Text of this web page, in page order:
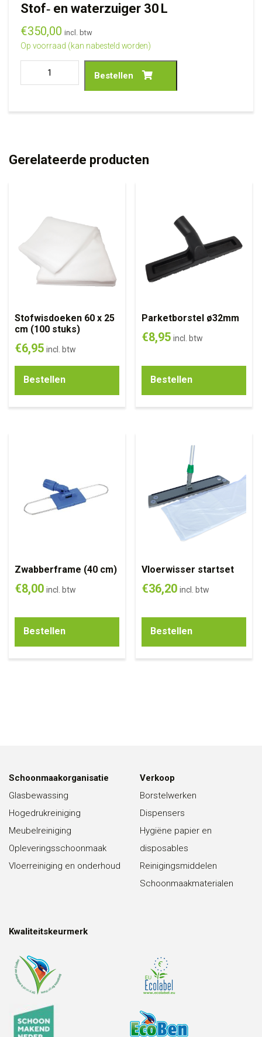
Stof‑ en waterzuiger 30 L
€350,00 incl. btw
Op voorraad (kan nabesteld worden)
Bestellen
Gerelateerde producten
Stofwisdoeken 60 x 25
cm (100 stuks)
€6,95 incl. btw
Bestellen
Parketborstel ø32mm
€8,95 incl. btw
Bestellen
Zwabberframe (40 cm)
€8,00 incl. btw
Bestellen
Vloerwisser startset
€36,20 incl. btw
Bestellen
Schoonmaakorganisatie
Glasbewassing
Hogedrukreiniging
Meubelreiniging
Opleveringsschoonmaak
Vloerreiniging en onderhoud
Verkoop
Borstelwerken
Dispensers
Hygiëne papier en
disposables
Reinigingsmiddelen
Schoonmaakmaterialen
Kwaliteitskeurmerk